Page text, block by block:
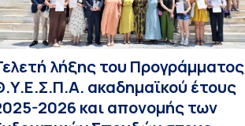
λήξης του Προγράμματος
ακαδημαϊκού έτους
2026 και απονομής των